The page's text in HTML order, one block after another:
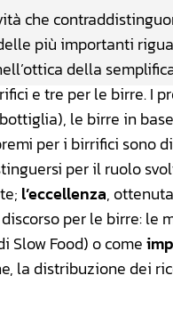
che
più importanti
della
e tre per le birre. I
le birre in
per i birrifici sono
per il ruolo
l’eccellenza,
per le birre: le
Slow Food) o come
la distribuzione dei